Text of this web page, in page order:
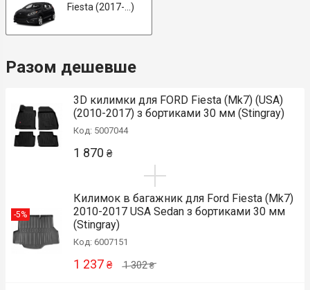
Fiesta (2017-...)
Разом дешевше
3D килимки для FORD Fiesta (Mk7) (USA)
(2010-2017) з бортиками 30 мм (Stingray)
Код: 5007044
1 870 ₴
-5%
Килимок в багажник для Ford Fiesta (Mk7)
2010-2017 USA Sedan з бортиками 30 мм
(Stingray)
Код: 6007151
1 302₴
1 237 ₴